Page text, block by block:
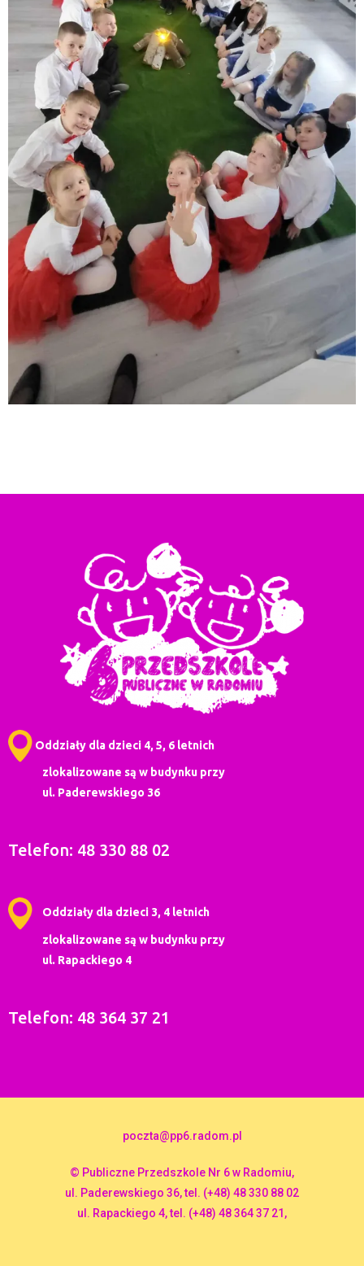
Oddziały dla dzieci 4, 5, 6 letnich
zlokalizowane są w budynku przy
ul. Paderewskiego 36
Telefon: 48 330 88 02
Oddziały dla dzieci 3, 4 letnich
zlokalizowane są w budynku przy
ul. Rapackiego 4
Telefon: 48 364 37 21
poczta@pp6.radom.pl
© Publiczne Przedszkole Nr 6 w Radomiu,
ul. Paderewskiego 36, tel. (+48) 48 330 88 02
ul. Rapackiego 4, tel. (+48) 48 364 37 21,